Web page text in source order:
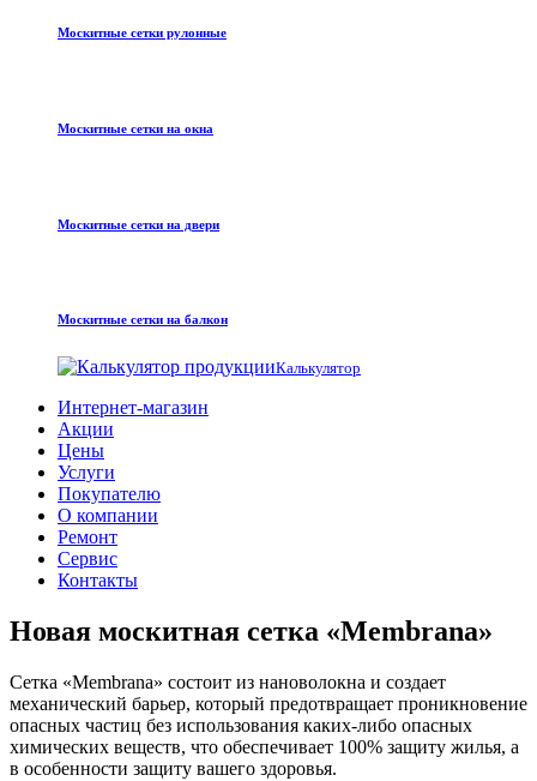
Москитные сетки рулонные
Москитные сетки на окна
Москитные сетки на двери
Москитные сетки на балкон
Калькулятор
Интернет-магазин
Акции
Цены
Услуги
Покупателю
О компании
Ремонт
Сервис
Контакты
Новая москитная сетка «Membrana»
Сетка «Membrana» состоит из нановолокна и создает
механический барьер, который предотвращает проникновение
опасных частиц без использования каких-либо опасных
химических веществ, что обеспечивает 100% защиту жилья, а
в особенности защиту вашего здоровья.